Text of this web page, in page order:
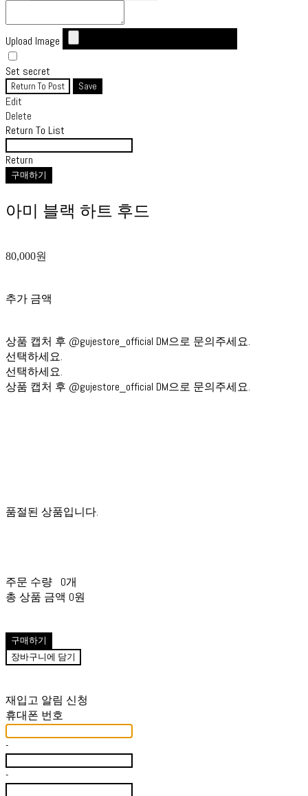
Upload Image
Set secret
Return To Post Save
Edit
Delete
Return To List
Return
구매하기
아미 블랙 하트 후드
80,000원
추가 금액
상품 캡처 후 @gujestore_official DM으로 문의주세요.
선택하세요.
선택하세요.
상품 캡처 후 @gujestore_official DM으로 문의주세요.
품절된 상품입니다.
주문 수량
0개
총 상품 금액 0원
구매하기
장바구니에 담기
재입고 알림 신청
휴대폰 번호
-
-